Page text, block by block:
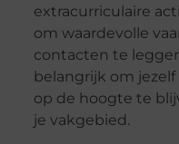
extracurriculaire
om waardevolle
contacten te
belangrijk om
op de hoogte te
je vakgebied.